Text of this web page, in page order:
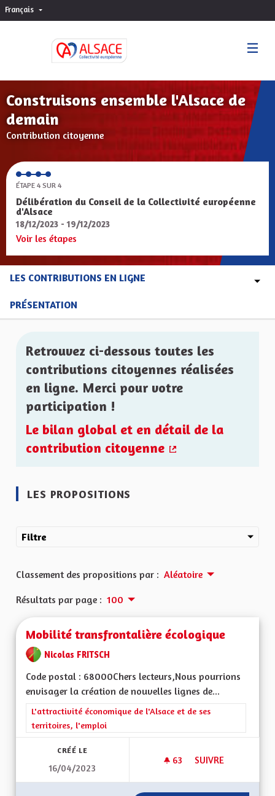
Français Choisir la langue
Construisons ensemble l'Alsace de
demain
Contribution citoyenne
ÉTAPE 4 SUR 4
Délibération du Conseil de la Collectivité européenne
d'Alsace
18/12/2023 - 19/12/2023
Voir les étapes
LES CONTRIBUTIONS EN LIGNE
PRÉSENTATION
Retrouvez ci-dessous toutes les
contributions citoyennes réalisées
en ligne. Merci pour votre
participation !
Le bilan global et en détail de la
contribution citoyenne
LES PROPOSITIONS
Filtre
Classement des propositions par : Aléatoire
Résultats par page : 100
Mobilité transfrontalière écologique
Nicolas FRITSCH
Code postal : 68000Chers lecteurs,Nous pourrions
envisager la création de nouvelles lignes de...
Filtrer les résultats de la catégorie : L'attractivité
L'attractivité économique de l'Alsace et de ses
territoires, l'emploi
CRÉÉ LE
16/04/2023
63 63 ABONNÉS
SUIVRE